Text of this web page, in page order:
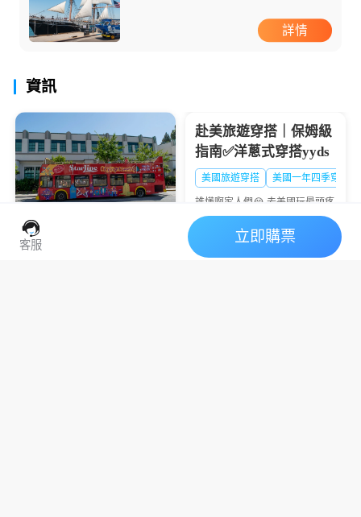
詳情
資訊
2026洛杉磯觀光巴士全
攻略✨紅黃紫三線站點
作業，送人自留都合適，...
赴美旅遊穿搭｜保姆級
指南✅洋蔥式穿搭yyds
美國旅遊穿搭 美國一年四季穿搭
誰懂啊家人們😭 去美國玩最頭疼
的就是帶衣服！東海岸四季分
明、冬冷夏熱，西海岸溫和但早
晚溫差炸大，新手真的很容易帶
錯衣服！
客服
立即購票